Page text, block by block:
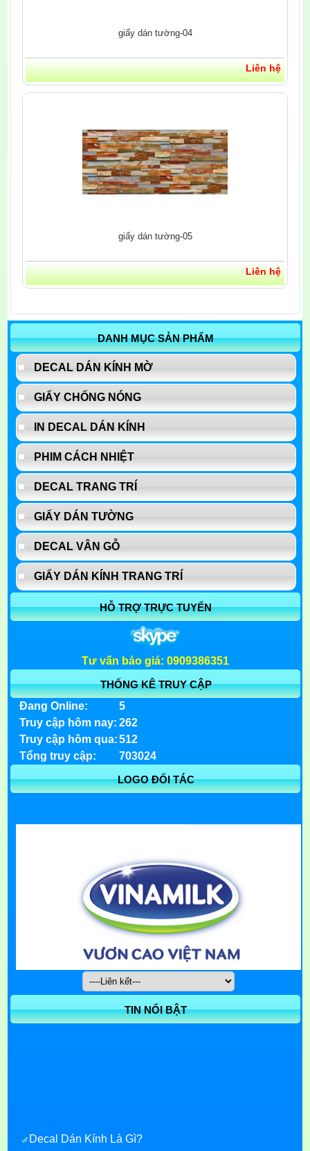
giấy dán tường-04
Liên hệ
giấy dán tường-05
Liên hệ
DANH MỤC SẢN PHẨM
DECAL DÁN KÍNH MỜ
GIẤY CHỐNG NÓNG
IN DECAL DÁN KÍNH
PHIM CÁCH NHIỆT
DECAL TRANG TRÍ
GIẤY DÁN TƯỜNG
DECAL VÂN GỖ
GIẤY DÁN KÍNH TRANG TRÍ
HỖ TRỢ TRỰC TUYẾN
Tư vấn báo giá: 0909386351
THỐNG KÊ TRUY CẬP
Đang Online:
5
Truy cập hôm nay: 262
Truy cập hôm qua: 512
Tổng truy cập:
703024
LOGO ĐỐI TÁC
TIN NỔI BẬT
Decal Dán Kính Là Gì?